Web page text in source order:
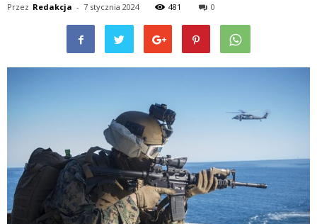
Przez Redakcja - 7 stycznia 2024 481 0